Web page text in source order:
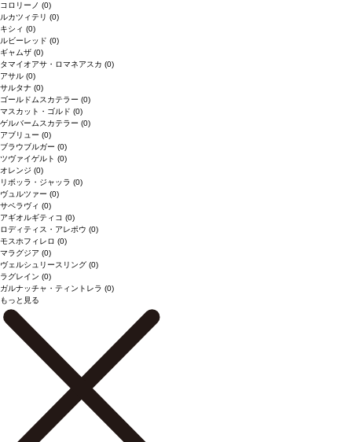
コロリーノ (0)
ルカツィテリ (0)
キシィ (0)
ルビーレッド (0)
ギャムザ (0)
タマイオアサ・ロマネアスカ (0)
アサル (0)
サルタナ (0)
ゴールドムスカテラー (0)
マスカット・ゴルド (0)
ゲルバームスカテラー (0)
アブリュー (0)
ブラウブルガー (0)
ツヴァイゲルト (0)
オレンジ (0)
リボッラ・ジャッラ (0)
ヴュルツァー (0)
サペラヴィ (0)
アギオルギティコ (0)
ロディティス・アレポウ (0)
モスホフィレロ (0)
マラグジア (0)
ヴェルシュリースリング (0)
ラグレイン (0)
ガルナッチャ・ティントレラ (0)
もっと見る